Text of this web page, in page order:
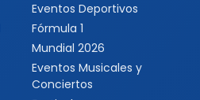
Eventos Deportivos
Fórmula 1
Mundial 2026
Eventos Musicales y
Conciertos